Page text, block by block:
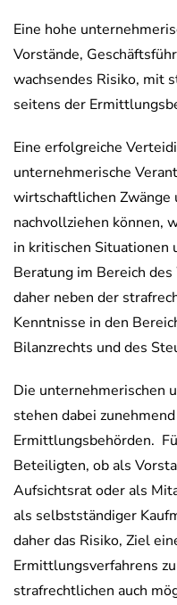
Eine hohe
Vorstände,
wachsendes Risiko, mit
seitens der
Eine erfolgreiche
unternehmerische
wirtschaftlichen Zwänge
nachvollziehen können,
in kritischen Situationen
Beratung im Bereich
daher neben der
Kenntnisse in den
Bilanzrechts und des
Die unternehmerischen
stehen dabei
Ermittlungsbehörden.
Beteiligten, ob als
Aufsichtsrat oder als
als selbstständiger
daher das Risiko, Ziel
Ermittlungsverfahrens
strafrechtlichen auch